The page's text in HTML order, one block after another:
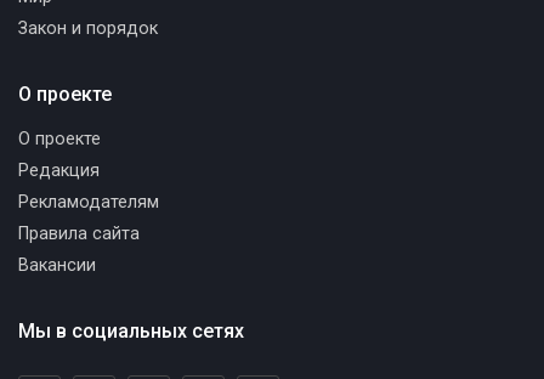
Мы в социальных сетях
Закон и порядок
О проекте
О проекте
Редакция
Рекламодателям
Правила сайта
Вакансии